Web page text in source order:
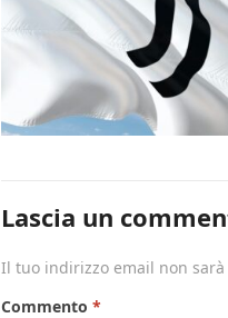
Lascia un
Il tuo indirizzo email non
Commento *